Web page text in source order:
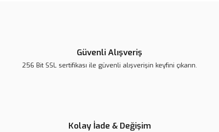
5.600,00 TL
Collagen Lift Paris Gold
Güvenli Alışveriş
256 Bit SSL sertifikası ile güvenli alışverişin keyfini çıkarın.
Kolay İade & Değişim